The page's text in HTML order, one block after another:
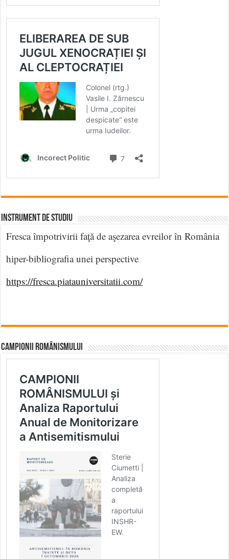
INSTRUMENT DE STUDIU
Fresca împotrivirii faţă de aşezarea evreilor în România
hiper-bibliografia unei perspective
https://fresca.piatauniversitatii.com/
CAMPIONII ROMÂNISMULUI